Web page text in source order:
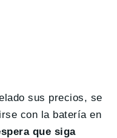
sus precios, se
con la batería en
que siga